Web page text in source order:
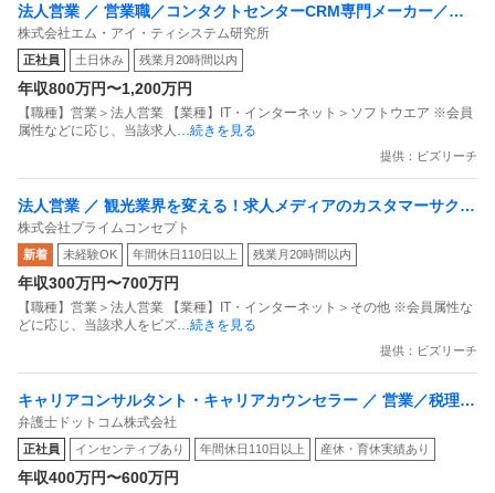
法人営業 ／ 営業職／コンタクトセンターCRM専門メーカー／新
サービスの拡販営業
株式会社エム・アイ・ティシステム研究所
正社員 土日休み 残業月20時間以内
年収800万円〜1,200万円
【職種】営業＞法人営業 【業種】IT・インターネット＞ソフトウエア ※会員
属性などに応じ、当該求人 …続きを見る
提供：ビズリーチ
法人営業 ／ 観光業界を変える！求人メディアのカスタマーサクセ
ス（未経験歓迎／リーダー候補）／全国で募集中
株式会社プライムコンセプト
新着 未経験OK 年間休日110日以上 残業月20時間以内
年収300万円〜700万円
【職種】営業＞法人営業 【業種】IT・インターネット＞その他 ※会員属性な
どに応じ、当該求人をビズ…続きを見る
提供：ビズリーチ
キャリアコンサルタント・キャリアカウンセラー ／ 営業／税理士
向け／ － 前期比120％売上成長！組織拡大フェーズを経験したい
税理士向け営業を募集
弁護士ドットコム株式会社
正社員 インセンティブあり 年間休日110日以上 産休・育休実績あり
年収400万円〜600万円